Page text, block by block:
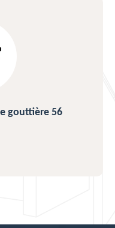
gouttière 56